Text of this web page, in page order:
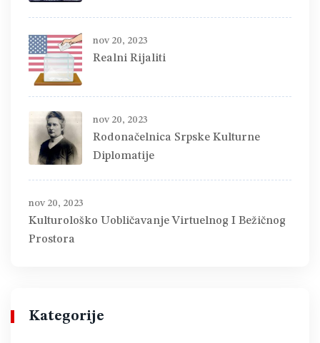
nov 20, 2023
Realni Rijaliti
nov 20, 2023
Rodonačelnica Srpske Kulturne
Diplomatije
nov 20, 2023
Kulturološko Uobličavanje Virtuelnog I Bežičnog
Prostora
Kategorije